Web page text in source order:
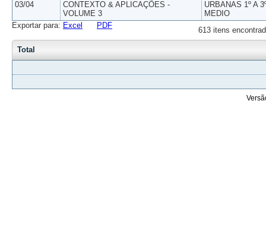
03/04
CONTEXTO & APLICAÇÕES -
VOLUME 3
URBANAS 1º A
MEDIO
613 itens
Exportar para: Excel PDF
Total